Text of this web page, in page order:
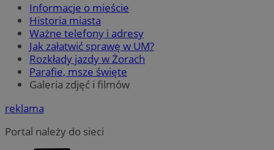
Informacje o mieście
Historia miasta
Ważne telefony i adresy
Jak załatwić sprawę w UM?
Rozkłady jazdy w Żorach
Parafie, msze święte
Galeria zdjęć i filmów
reklama
Portal należy do sieci
suid
Policy